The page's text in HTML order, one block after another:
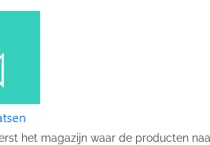
het magazijn waar de producten